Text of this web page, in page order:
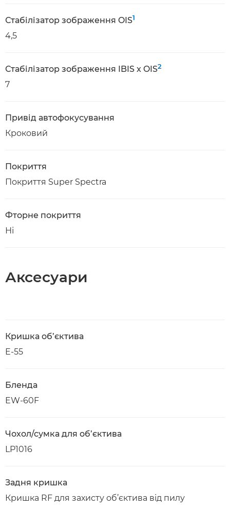
Стабілізатор зображення OIS1
4,5
Стабілізатор зображення IBIS x OIS2
7
Привід автофокусування
Кроковий
Покриття
Покриття Super Spectra
Фторне покриття
Ні
Аксесуари
Кришка об’єктива
E-55
Бленда
EW-60F
Чохол/сумка для об’єктива
LP1016
Задня кришка
Кришка RF для захисту об’єктива від пилу